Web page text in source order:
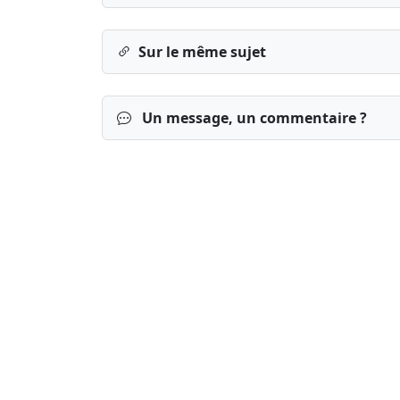
Sur le même sujet
Un message, un commentaire ?